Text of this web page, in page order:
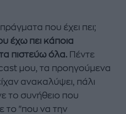
πράγματα που έχει πει;
έχω πει κάποια
πιστεύω όλα. Πέντε
μου, τα προηγούμενα
ανακαλύψει, πάλι
το συνήθειο που
το "που να την